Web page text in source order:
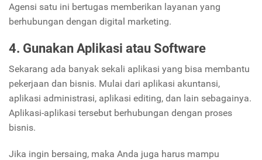
Agensi satu ini bertugas memberikan layanan yang
berhubungan dengan digital marketing.
4. Gunakan Aplikasi atau Software
Sekarang ada banyak sekali aplikasi yang bisa membantu
pekerjaan dan bisnis. Mulai dari aplikasi akuntansi,
aplikasi administrasi, aplikasi editing, dan lain sebagainya.
Aplikasi-aplikasi tersebut berhubungan dengan proses
bisnis.
Jika ingin bersaing, maka Anda juga harus mampu